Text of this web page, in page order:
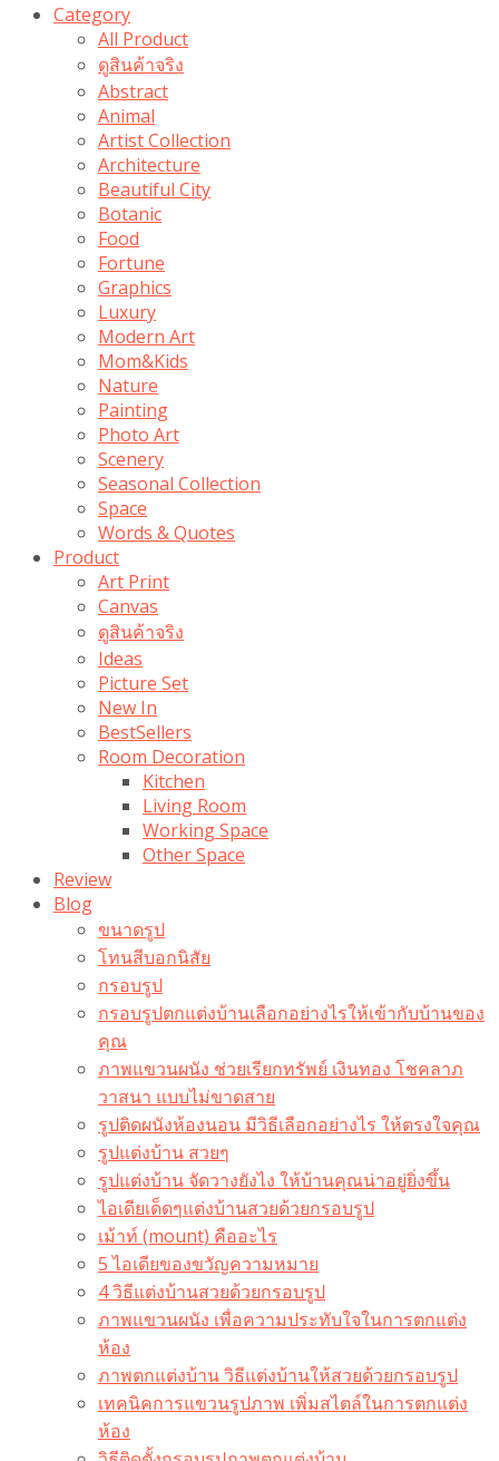
Category
All Product
ดูสินค้าจริง
Abstract
Animal
Artist Collection
Architecture
Beautiful City
Botanic
Food
Fortune
Graphics
Luxury
Modern Art
Mom&Kids
Nature
Painting
Photo Art
Scenery
Seasonal Collection
Space
Words & Quotes
Product
Art Print
Canvas
ดูสินค้าจริง
Ideas
Picture Set
New In
BestSellers
Room Decoration
Kitchen
Living Room
Working Space
Other Space
Review
Blog
ขนาดรูป
โทนสีบอกนิสัย
กรอบรูป
กรอบรูปตกแต่งบ้านเลือกอย่างไรให้เข้ากับบ้านของ
คุณ
ภาพแขวนผนัง ช่วยเรียกทรัพย์ เงินทอง โชคลาภ
วาสนา แบบไม่ขาดสาย
รูปติดผนังห้องนอน มีวิธีเลือกอย่างไร ให้ตรงใจคุณ
รูปแต่งบ้าน สวยๆ
รูปแต่งบ้าน จัดวางยังไง ให้บ้านคุณน่าอยู่ยิ่งขึ้น
ไอเดียเด็ดๆแต่งบ้านสวยด้วยกรอบรูป
เม้าท์ (mount) คืออะไร​
5 ไอเดียของขวัญความหมาย
4 วิธีแต่งบ้านสวยด้วยกรอบรูป
ภาพแขวนผนัง เพื่อความประทับใจในการตกแต่ง
ห้อง
ภาพตกแต่งบ้าน วิธีแต่งบ้านให้สวยด้วยกรอบรูป
เทคนิคการแขวนรูปภาพ เพิ่มสไตล์ในการตกแต่ง
ห้อง